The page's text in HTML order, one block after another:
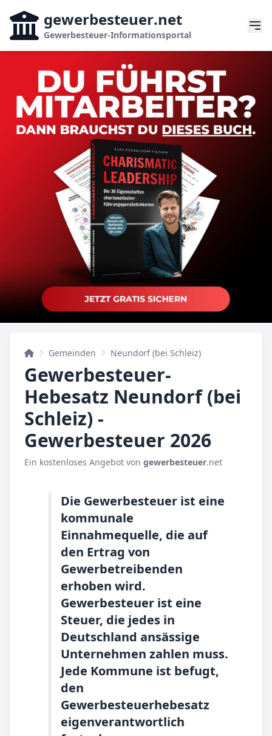
gewerbesteuer.net
Gewerbesteuer-Informationsportal
Gemeinden Neundorf (bei Schleiz)
Gewerbesteuer-
Hebesatz Neundorf (bei
Schleiz) -
Gewerbesteuer 2026
Ein kostenloses Angebot von gewerbesteuer.net
Die Gewerbesteuer ist eine
kommunale
Einnahmequelle, die auf
den Ertrag von
Gewerbetreibenden
erhoben wird.
Gewerbesteuer ist eine
Steuer, die jedes in
Deutschland ansässige
Unternehmen zahlen muss.
Jede Kommune ist befugt,
den
Gewerbesteuerhebesatz
eigenverantwortlich